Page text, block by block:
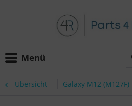
Menü
Übersicht Galaxy M12 (M127F)